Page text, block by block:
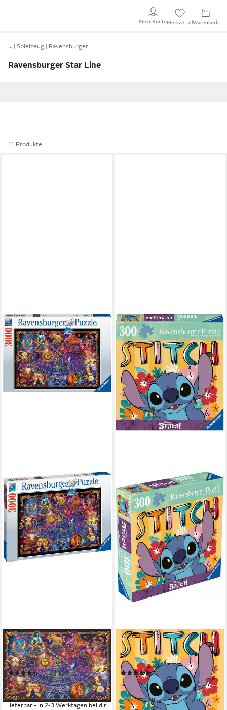
Mein KontoMerkzettel Warenkorb
… Spielzeug Ravensburger
Ravensburger Star Line
11 Produkte
RAVENSBURGER
Puzzle Sternzeichen, 3000
Puzzleteile, Made in Germany
(3)
ab 42,28 € UVP54,99 €
-23%
lieferbar - in 2-3 Werktagen bei dir
RAVENSBURGER
Puzzle Stitch, 300 Puzzleteile,
Made in Germany
(5)
ab 8,30 € UVP 10,99 €
-24%
lieferbar - in 2-3 Werktagen bei dir